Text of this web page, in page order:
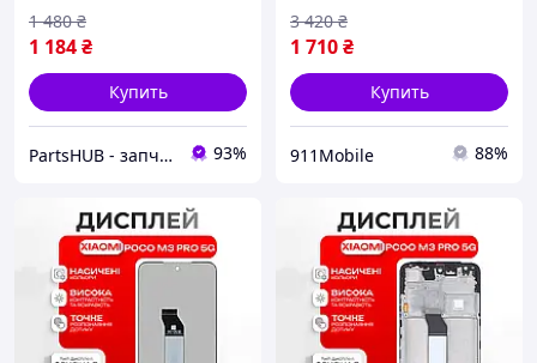
1 184₴
1 480 ₴
Купить
PartsHUB - запчастини на Телефони (Дисплей / Акумулятор / Шлейф-Плати) 93%
1 710₴
3 420 ₴
Купить
911Mobile 88%